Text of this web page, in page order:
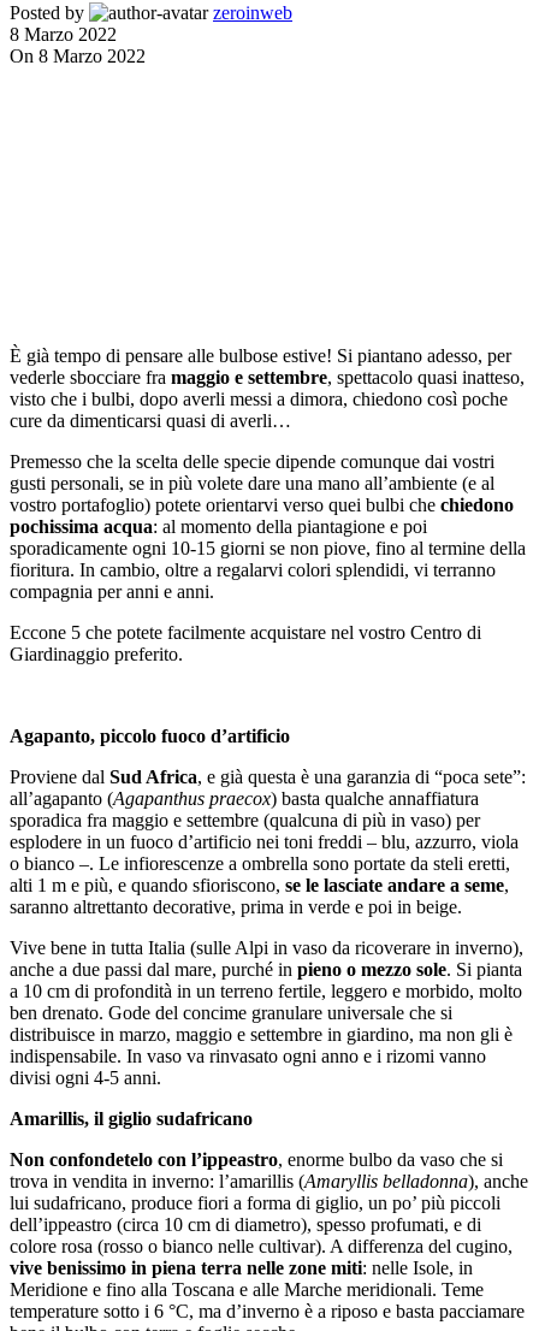
Posted by
zeroinweb
8 Marzo 2022
On 8 Marzo 2022
È già tempo di pensare alle bulbose estive! Si piantano adesso, per
vederle sbocciare fra maggio e settembre, spettacolo quasi inatteso,
visto che i bulbi, dopo averli messi a dimora, chiedono così poche
cure da dimenticarsi quasi di averli…
Premesso che la scelta delle specie dipende comunque dai vostri
gusti personali, se in più volete dare una mano all’ambiente (e al
vostro portafoglio) potete orientarvi verso quei bulbi che chiedono
pochissima acqua: al momento della piantagione e poi
sporadicamente ogni 10-15 giorni se non piove, fino al termine della
fioritura. In cambio, oltre a regalarvi colori splendidi, vi terranno
compagnia per anni e anni.
Eccone 5 che potete facilmente acquistare nel vostro Centro di
Giardinaggio preferito.
Agapanto, piccolo fuoco d’artificio
Proviene dal Sud Africa, e già questa è una garanzia di “poca sete”:
all’agapanto (Agapanthus praecox) basta qualche annaffiatura
sporadica fra maggio e settembre (qualcuna di più in vaso) per
esplodere in un fuoco d’artificio nei toni freddi – blu, azzurro, viola
o bianco –. Le infiorescenze a ombrella sono portate da steli eretti,
alti 1 m e più, e quando sfioriscono, se le lasciate andare a seme,
saranno altrettanto decorative, prima in verde e poi in beige.
Vive bene in tutta Italia (sulle Alpi in vaso da ricoverare in inverno),
anche a due passi dal mare, purché in pieno o mezzo sole. Si pianta
a 10 cm di profondità in un terreno fertile, leggero e morbido, molto
ben drenato. Gode del concime granulare universale che si
distribuisce in marzo, maggio e settembre in giardino, ma non gli è
indispensabile. In vaso va rinvasato ogni anno e i rizomi vanno
divisi ogni 4-5 anni.
Amarillis, il giglio sudafricano
Non confondetelo con l’ippeastro, enorme bulbo da vaso che si
trova in vendita in inverno: l’amarillis (Amaryllis belladonna), anche
lui sudafricano, produce fiori a forma di giglio, un po’ più piccoli
dell’ippeastro (circa 10 cm di diametro), spesso profumati, e di
colore rosa (rosso o bianco nelle cultivar). A differenza del cugino,
vive benissimo in piena terra nelle zone miti: nelle Isole, in
Meridione e fino alla Toscana e alle Marche meridionali. Teme
temperature sotto i 6 °C, ma d’inverno è a riposo e basta pacciamare